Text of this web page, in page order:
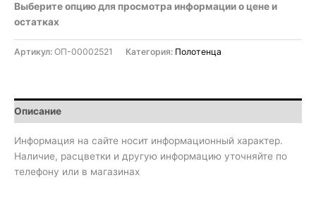
Выберите опцию для просмотра информации о цене и
остатках
Артикул: ОП-00002521 Категория: Полотенца
Описание
Информация на сайте носит информационный характер.
Наличие, расцветки и другую информацию уточняйте по
телефону или в магазинах